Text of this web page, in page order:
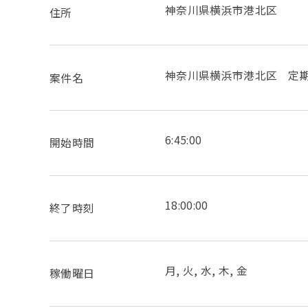
住所 神奈川県横浜市港北区
案件名 神奈川県横浜市港北区 定
開始時間 6:45:00
終了時刻 18:00:00
稼働曜日 月, 火, 水, 木, 金